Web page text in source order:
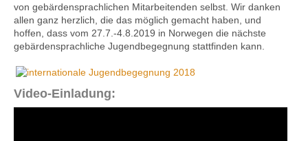
von gebärdensprachlichen Mitarbeitenden selbst. Wir danken
allen ganz herzlich, die das möglich gemacht haben, und
hoffen, dass vom 27.7.-4.8.2019 in Norwegen die nächste
gebärdensprachliche Jugendbegegnung stattfinden kann.
Video-Einladung: